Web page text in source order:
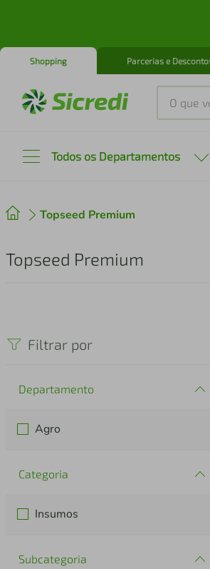
Shopping Parcerias e
O que
Todos os Departamentos
Topseed Premium
Topseed Premium
Filtrar por
Departamento
Agro
Categoria
Insumos
Subcategoria